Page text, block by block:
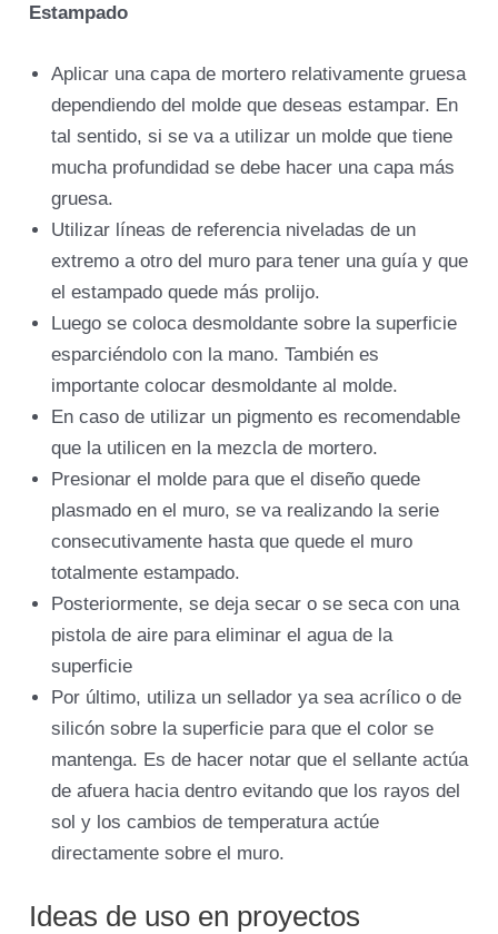
Estampado
Aplicar una capa de mortero relativamente gruesa
dependiendo del molde que deseas estampar. En
tal sentido, si se va a utilizar un molde que tiene
mucha profundidad se debe hacer una capa más
gruesa.
Utilizar líneas de referencia niveladas de un
extremo a otro del muro para tener una guía y que
el estampado quede más prolijo.
Luego se coloca desmoldante sobre la superficie
esparciéndolo con la mano. También es
importante colocar desmoldante al molde.
En caso de utilizar un pigmento es recomendable
que la utilicen en la mezcla de mortero.
Presionar el molde para que el diseño quede
plasmado en el muro, se va realizando la serie
consecutivamente hasta que quede el muro
totalmente estampado.
Posteriormente, se deja secar o se seca con una
pistola de aire para eliminar el agua de la
superficie
Por último, utiliza un sellador ya sea acrílico o de
silicón sobre la superficie para que el color se
mantenga. Es de hacer notar que el sellante actúa
de afuera hacia dentro evitando que los rayos del
sol y los cambios de temperatura actúe
directamente sobre el muro.
Ideas de uso en proyectos